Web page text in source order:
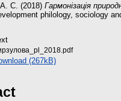
С. (2018) Гармонізація
philology, sociology
(267kB)